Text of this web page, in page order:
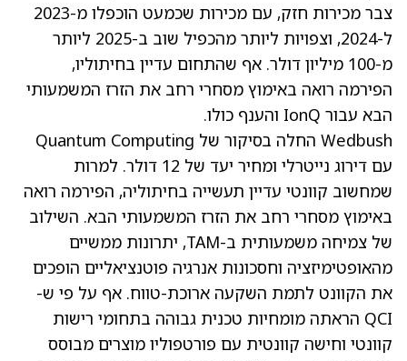
צבר מכירות חזק, עם מכירות שכמעט הוכפלו מ-2023
ל-2024, וצפויות ליותר מהכפיל שוב ב-2025 ליותר
מ-100 מיליון דולר. אף שהתחום עדיין בחיתוליו,
הפירמה רואה באימוץ מסחרי רחב את הזרז המשמעותי
הבא עבור IonQ והענף כולו.
Wedbush החלה בסיקור של Quantum Computing
עם דירוג נייטרלי ומחיר יעד של 12 דולר. למרות
שמחשוב קוונטי עדיין תעשייה בחיתוליה, הפירמה רואה
באימוץ מסחרי רחב את הזרז המשמעותי הבא. השילוב
של צמיחה משמעותית ב-TAM, יתרונות ממשיים
מהאופטימיזציה וחסכונות אנרגיה פוטנציאליים הופכים
את הקוונט לתמת השקעה ארוכת-טווח. אף על פי ש-
QCI הראתה מומחיות טכנית גבוהה בתחומי רישות
קוונטי וחישה קוונטית עם פורטפוליו מוצרים מבוסס